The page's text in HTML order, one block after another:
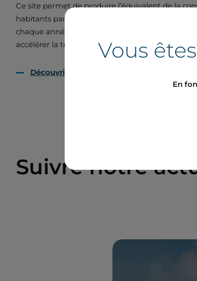
Ce site permet de produire l’équivalent de la
habitants par an. Grâce à cette installation, ce
chaque année. Ce projet s’inscrit pleinement
accélérer la transition énergétique sur le
Découvrir l'éolien avec Boralex
Suivre notre
Vous
En